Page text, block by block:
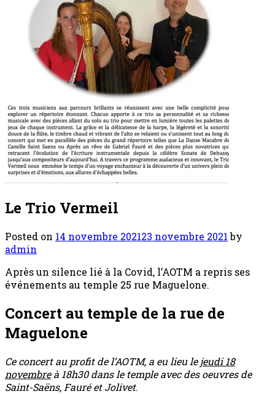
Le Trio Vermeil
Posted on 14 novembre 202123 novembre 2021 by
admin
Après un silence lié à la Covid, l’AOTM a repris ses
événements au temple 25 rue Maguelone.
Concert au temple de la rue de
Maguelone
Ce concert au profit de l’AOTM, a eu lieu lejeudi 18
novembreà 18h30 dans le temple avec des oeuvres de
Saint-Saëns, Fauré et Jolivet.